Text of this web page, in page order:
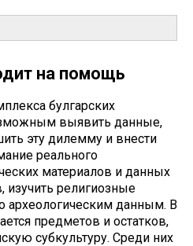
на помощь
булгарских
выявить данные,
эту дилемму и внести
реального
материалов и данных
изучить религиозные
археологическим данным. В
предметов и остатков,
субкультуру. Среди них